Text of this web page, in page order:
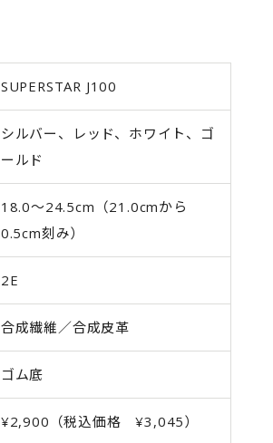
SUPERSTAR J100
シルバー、レッド、ホワイト、ゴ
ールド
18.0〜24.5cm（21.0cmから
0.5cm刻み）
2E
合成繊維／合成皮革
ゴム底
¥2,900（税込価格 ¥3,045）